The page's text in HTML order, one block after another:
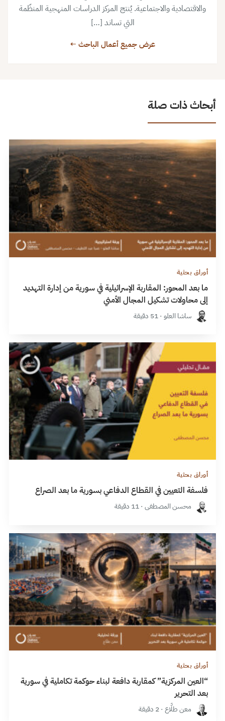
والاقتصادية والاجتماعية. يُنتج المركز الدراسات المنهجية المنظّمة
التي تساند […]
عرض جميع أعمال الباحث ←
أبحاث ذات صلة
أوراق بحثية
ما بعد المحور: المقاربة الإسرائيلية في سورية من إدارة التهديد
إلى محاولات تشكيل المجال الأمني
ساشا العلو · 51 دقيقة
أوراق بحثية
فلسفة التعيين في القطاع الدفاعي بسورية ما بعد الصراع
محسن المصطفى · 11 دقيقة
أوراق بحثية
“العين المركزية” كمقاربة دافعة لبناء حوكمة تكاملية في سورية
بعد التحرير
معن طلَّاع · 2 دقيقة